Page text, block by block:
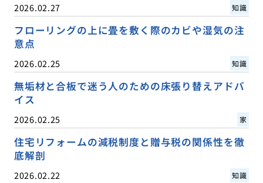
2026.02.27 知識
フローリングの上に畳を敷く際のカビや湿気の注
意点
2026.02.25 知識
無垢材と合板で迷う人のための床張り替えアドバ
イス
2026.02.25 家
住宅リフォームの減税制度と贈与税の関係性を徹
底解剖
2026.02.22 知識